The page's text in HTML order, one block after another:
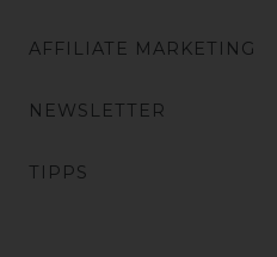
AFFILIATE MARKETING
NEWSLETTER
TIPPS